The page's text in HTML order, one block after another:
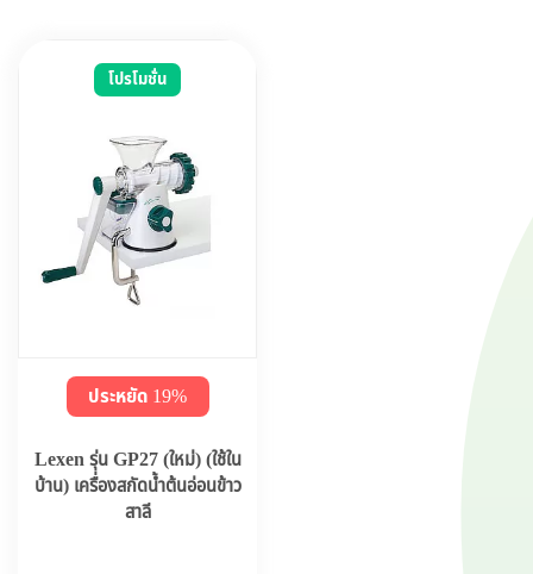
โปรโมชั่น
ประหยัด 19%
Lexen รุ่น GP27 (ใหม่) (ใช้ใน
บ้าน) เครื่องสกัดน้ำต้นอ่อนข้าว
สาลี